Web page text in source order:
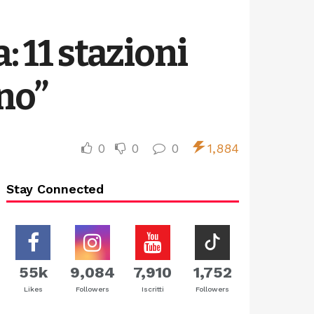
11 stazioni
0 0 0 1,884
Stay Connected
55k
Likes
9,084
Followers
7,910
Iscritti
1,752
Followers